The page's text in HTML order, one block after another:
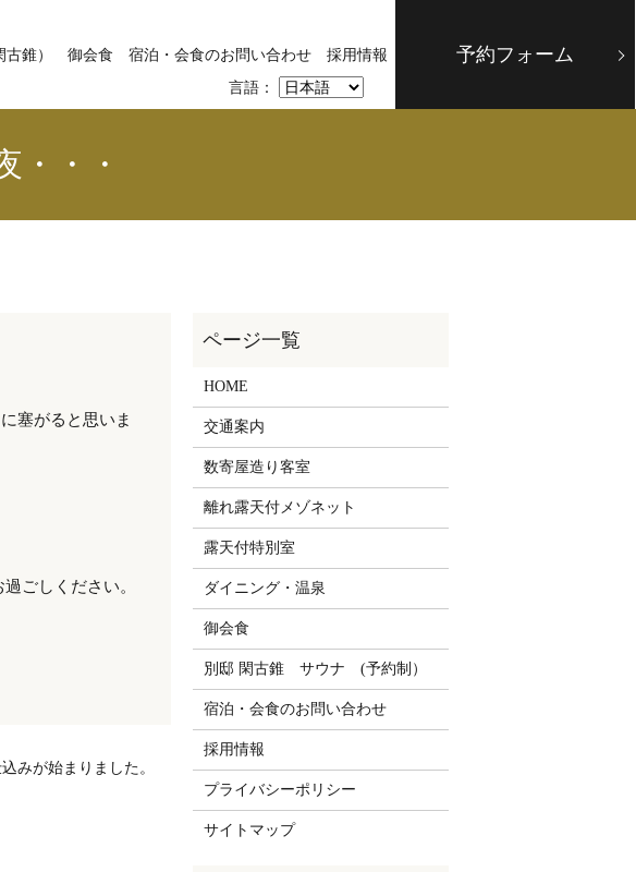
言語：
錐） 御会食 宿泊・会食のお問い合わせ 採用情報 予約フォーム
・・・
塞がると思いま
ごしください。
みが始まりました。
HOME
交通案内
数寄屋造り客室
離れ露天付メゾネット
露天付特別室
ダイニング・温泉
御会食
別邸 閑古錐 サウナ (予約制）
宿泊・会食のお問い合わせ
採用情報
プライバシーポリシー
サイトマップ